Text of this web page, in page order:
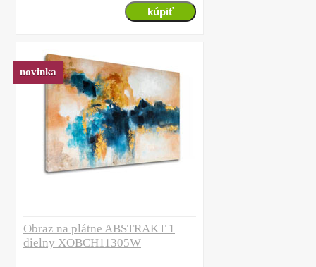
Obraz na plátne ABSTRAKT 1
dielny XOBCH11305W
novinka